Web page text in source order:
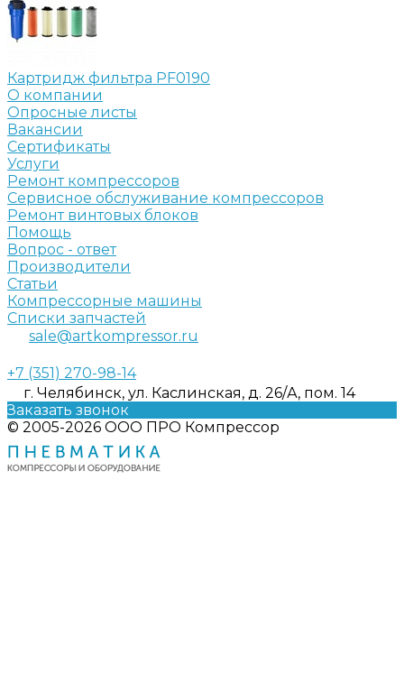
Картридж фильтра PF0190
О компании
Опросные листы
Вакансии
Сертификаты
Услуги
Ремонт компрессоров
Сервисное обслуживание компрессоров
Ремонт винтовых блоков
Помощь
Вопрос - ответ
Производители
Статьи
Компрессорные машины
Списки запчастей
sale@artkompressor.ru
+7 (351) 270-98-14
г. Челябинск, ул. Каслинская, д. 26/А, пом. 14
Заказать звонок
© 2005-2026 ООО ПРО Компрессор